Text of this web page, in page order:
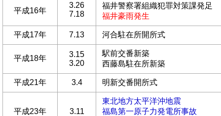
平成16年
3.26
7.18
福井警察署組織犯罪対策課発足
福井豪雨発生
平成17年 7.13 河合駐在所開所式
平成18年
3.15
3.20
駅前交番新築
西藤島駐在所新築
平成21年 3.4 明新交番開所式
平成23年 3.11
東北地方太平洋沖地震
福島第一原子力発電所事故